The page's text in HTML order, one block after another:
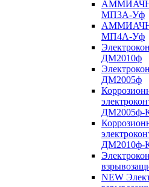
МП3А-Уф
МП4А-Уф
ДМ2010ф
ДМ2005ф
ДМ2005ф-
ДМ2010ф-
NEW